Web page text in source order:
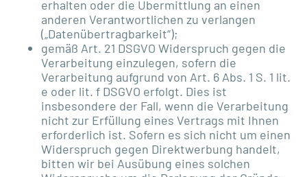
erhalten oder die Übermittlung an einen
anderen Verantwortlichen zu verlangen
(„Datenübertragbarkeit“);
gemäß Art. 21 DSGVO Widerspruch gegen die
Verarbeitung einzulegen, sofern die
Verarbeitung aufgrund von Art. 6 Abs. 1 S. 1 lit.
e oder lit. f DSGVO erfolgt. Dies ist
insbesondere der Fall, wenn die Verarbeitung
nicht zur Erfüllung eines Vertrags mit Ihnen
erforderlich ist. Sofern es sich nicht um einen
Widerspruch gegen Direktwerbung handelt,
bitten wir bei Ausübung eines solchen